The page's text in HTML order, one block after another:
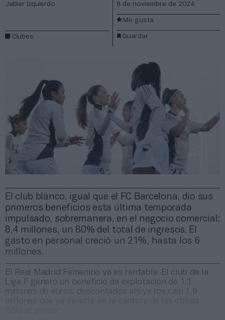
El club blanco, igual que el FC Barcelona, dio sus
primeros beneficios esta última temporada
impulsado, sobremanera, en el negocio comercial:
8,4 millones, un 80% del total de ingresos. El
gasto en personal creció un 21%, hasta los 6
millones.
Jabier Izquierdo
Clubes
8 de noviembre de 2024
Guardar
Me gusta
El Real Madrid Femenino ya es rentable. El club de la
Liga F generó un beneficio de explotación de 1,1
millones de euros, descontados ahí ya los casi 1,9